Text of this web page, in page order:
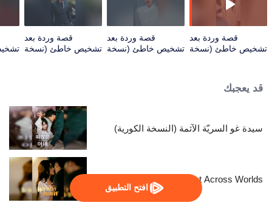
افتح التطبيق
قصة وردة بعد
تشخيص خاطئ (نسخة
قصة وردة بعد
تشخيص خاطئ (نسخة
قصة وردة بعد
تشخيص خاطئ (نسخة
قد يعجبك
سيدة غو السريّة الآثمة (النسخة الكورية)
Resentment Across Worlds